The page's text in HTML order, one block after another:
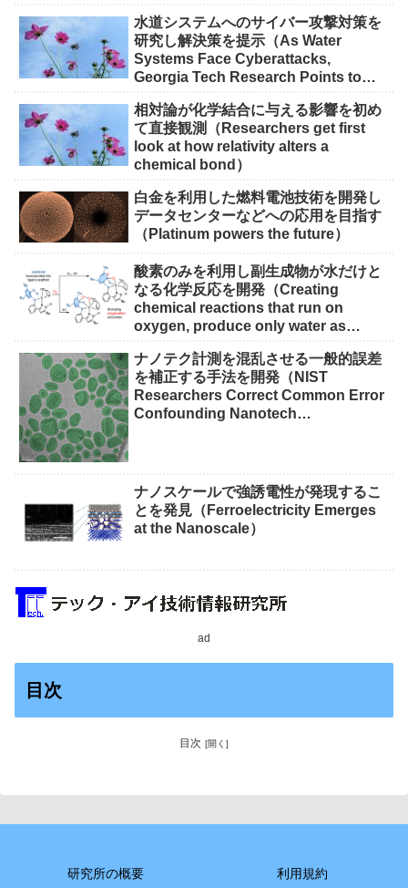
水道システムへのサイバー攻撃対策を
研究し解決策を提示（As Water
Systems Face Cyberattacks,
Georgia Tech Research Points to
相対論が化学結合に与える影響を初め
て直接観測（Researchers get first
look at how relativity alters a
chemical bond）
白金を利用した燃料電池技術を開発し
データセンターなどへの応用を目指す
（Platinum powers the future）
酸素のみを利用し副生成物が水だけと
なる化学反応を開発（Creating
chemical reactions that run on
oxygen, produce only water as
ナノテク計測を混乱させる一般的誤差
を補正する手法を開発（NIST
Researchers Correct Common Error
Confounding Nanotech
ナノスケールで強誘電性が発現するこ
とを発見（Ferroelectricity Emerges
at the Nanoscale）
ad
目次
目次
研究所の概要 利用規約